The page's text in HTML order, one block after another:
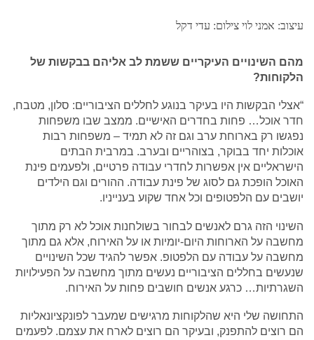
עיצוב: אמני לוי צילום: עדי דקל
מהם השינויים העיקריים ששמת לב אליהם בבקשות של
הלקוחות?
“אצלי הבקשות היו בעיקר בנוגע לחללים הציבוריים: סלון, מטבח,
חדר אוכל… פחות בחדרים האישיים. ממצב שבו משפחות
נפגשו רק בארוחת ערב וגם זה לא תמיד – משפחות רבות
אוכלות יחד בבוקר, בצוהריים ובערב. במרבית הבתים
הישראליים אין אפשרות לחדרי עבודה פרטיים, ולפעמים פינת
האוכל הופכת גם לסוג של פינת עבודה. ההורים וגם הילדים
יושבים עם הלפטופים וכל אחד שקוע בענייניו.
השינוי הזה גרם לאנשים לבחור בשולחנות אוכל לא רק מתוך
מחשבה על הארוחות היום-יומיות או על האירוח, אלא גם מתוך
מחשבה על עבודה עם הלפטופ. אפשר להגיד שכל השינויים
שנעשים בחללים הציבוריים נעשים מתוך מחשבה על הפעילויות
השגרתיות… כרגע אנשים חושבים פחות על האירוח.
התחושה שלי היא שהלקוחות מרגישים שמעבר לפונקציונאליות
הם רוצים להתפנק, ובעיקר הם רוצים לארח את עצמם. לפעמים